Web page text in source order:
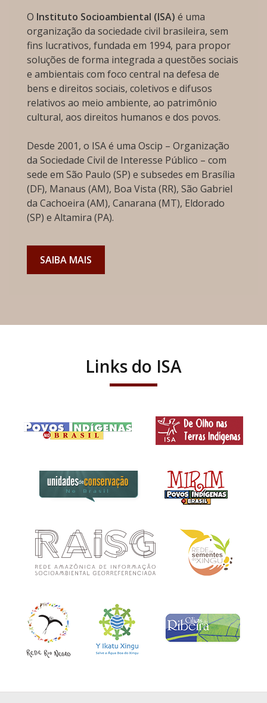
O Instituto Socioambiental (ISA) é uma
organização da sociedade civil brasileira, sem
fins lucrativos, fundada em 1994, para propor
soluções de forma integrada a questões sociais
e ambientais com foco central na defesa de
bens e direitos sociais, coletivos e difusos
relativos ao meio ambiente, ao patrimônio
cultural, aos direitos humanos e dos povos.
Desde 2001, o ISA é uma Oscip – Organização
da Sociedade Civil de Interesse Público – com
sede em São Paulo (SP) e subsedes em Brasília
(DF), Manaus (AM), Boa Vista (RR), São Gabriel
da Cachoeira (AM), Canarana (MT), Eldorado
(SP) e Altamira (PA).
SAIBA MAIS
Links do ISA